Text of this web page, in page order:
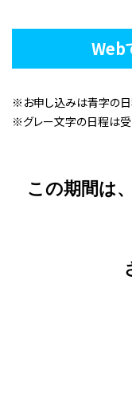
Web
※お申し込みは青字の日
※グレー文字の日程は受